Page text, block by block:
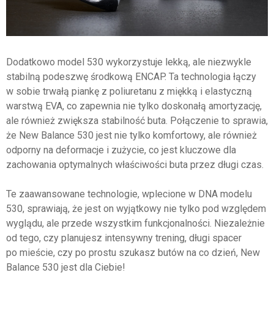
Dodatkowo model 530 wykorzystuje lekką, ale niezwykle
stabilną podeszwę środkową ENCAP. Ta technologia łączy
w sobie trwałą piankę z poliuretanu z miękką i elastyczną
warstwą EVA, co zapewnia nie tylko doskonałą amortyzację,
ale również zwiększa stabilność buta. Połączenie to sprawia,
że New Balance 530 jest nie tylko komfortowy, ale również
odporny na deformacje i zużycie, co jest kluczowe dla
zachowania optymalnych właściwości buta przez długi czas.
Te zaawansowane technologie, wplecione w DNA modelu
530, sprawiają, że jest on wyjątkowy nie tylko pod względem
wyglądu, ale przede wszystkim funkcjonalności. Niezależnie
od tego, czy planujesz intensywny trening, długi spacer
po mieście, czy po prostu szukasz butów na co dzień, New
Balance 530 jest dla Ciebie!